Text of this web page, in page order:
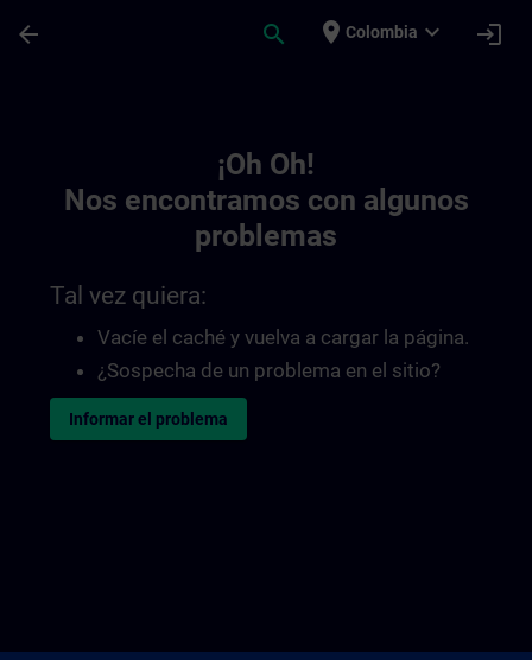
arrow_back search place Colombia expand_more login
¡Oh Oh!
Nos encontramos con algunos
problemas
Tal vez quiera:
Vacíe el caché y vuelva a cargar la página.
¿Sospecha de un problema en el sitio?
Informar el problema